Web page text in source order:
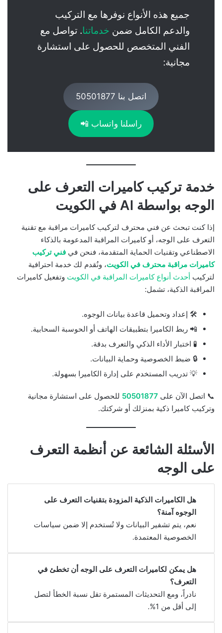
جميع هذه الأنواع نوفرها مع التركيب
والدعم الكامل ضمن خدماتنا. تواصل مع
الفني المتخصص للحصول على استشارة
مجانية:
اتصل بنا 50501877
راسلنا واتساب 📲
خدمة تركيب كاميرات التعرف على
الوجه بواسطة AI في الكويت
إذا كنت تبحث عن فني محترف لتركيب كاميرات مراقبة مع تقنية
التعرف على الوجه، أو كاميرات المراقبة المدعومة بالذكاء
الاصطناعي وتقنيات الحماية المتقدمة، فنحن في فني تركيب
كاميرات مراقبة محترف في الكويت، ونُقدم لك خدمة احترافية
لتركيب أحدث أنواع كاميرات المراقبة في الكويت وتفعيل كاميرات
المراقبة الذكية، تشمل:
🛠️ إعداد وتحميل قاعدة بيانات الوجوه.
📲 ربط الكاميرا بتطبيقات الهاتف أو الحوسبة السحابية.
🧪 اختبار الأداء الذكي والتعرف بدقة.
🔒 ضبط الخصوصية وحماية البيانات.
💡 تدريب المستخدم على إدارة الكاميرا بسهولة.
📞 اتصل الآن على 50501877 للحصول على استشارة مجانية
وتركيب كاميرا ذكية بمنزلك أو شركتك.
الأسئلة الشائعة عن أنظمة التعرف
على الوجه
هل الكاميرات الذكية المزودة بتقنيات التعرف على
الوجوه آمنة؟
نعم، يتم تشفير البيانات ولا تُستخدم إلا ضمن سياسات
الخصوصية المعتمدة.
هل يمكن لكاميرات التعرف على الوجه أن تخطئ في
التعرف؟
نادراً، ومع التحديثات المستمرة تقل نسبة الخطأ لتصل
إلى أقل من 1%.